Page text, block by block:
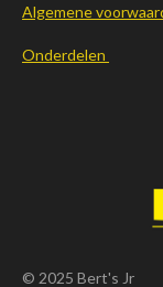
Algemene
Onderdelen
© 2025 Bert's Jr